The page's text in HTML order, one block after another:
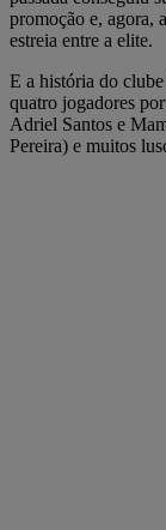
promoção e, agora,
estreia entre a elite.
E a história do
quatro jogadores
Adriel Santos e
Pereira) e muitos